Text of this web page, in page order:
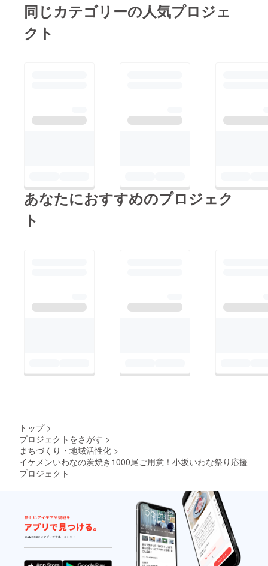
本当にありがとうござ
支援をして頂きました
す。ひだ信の古里さん
しております。イベン
にありがとうございま
した！！
同じカテゴリーの人気プロジェ
クト
あなたにおすすめのプロジェク
ト
トップ >
プロジェクトをさがす >
まちづくり・地域活性化 >
イケメンいわなの炭焼き1000尾ご用意！小坂いわな祭り応援
プロジェクト